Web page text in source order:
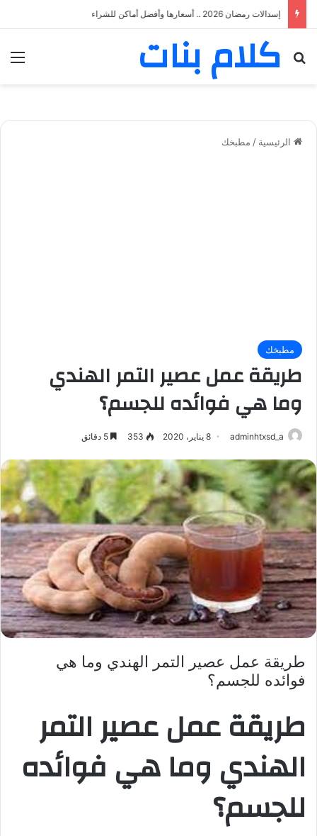
إسدالات رمضان 2026 .. أسعارها وأفضل أماكن للشراء
كلام بنات
بحث عن
الرئيسية / مطبخك
مطبخك
طريقة عمل عصير التمر الهندي
وما هي فوائده للجسم؟
adminhtxsd_a 8 يناير، 2020 353
طريقة عمل عصير التمر الهندي وما هي
فوائده للجسم؟
طريقة عمل عصير التمر
الهندي وما هي فوائده
للجسم؟